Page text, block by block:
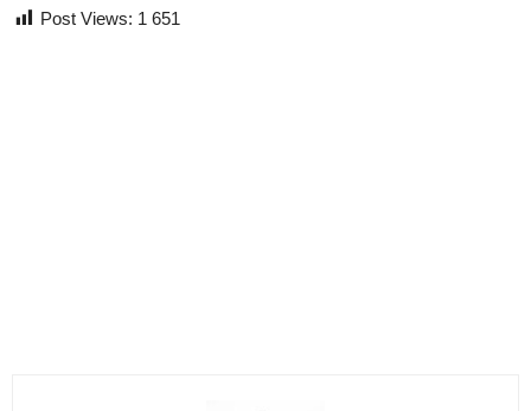
Post Views: 1 651